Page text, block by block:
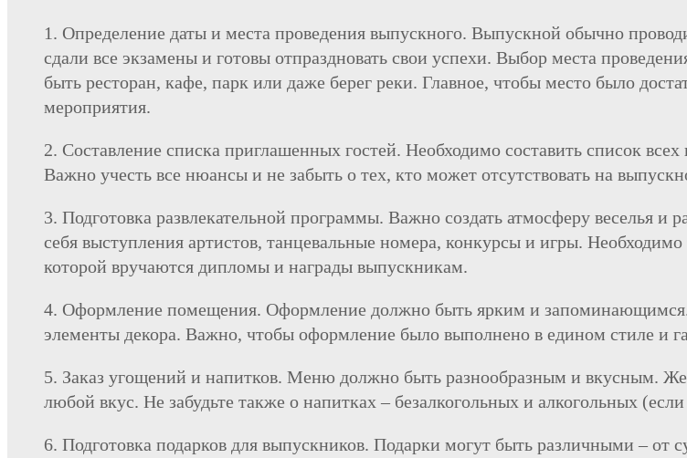
Определение даты и места проведения выпускного. Выпускной обычно
сдали все экзамены и готовы отпраздновать свои успехи. Выбор места
быть ресторан, кафе, парк или даже берег реки. Главное, чтобы место было
мероприятия.
Составление списка приглашенных гостей. Необходимо составить список
Важно учесть все нюансы и не забыть о тех, кто может отсутствовать на
Подготовка развлекательной программы. Важно создать атмосферу веселья
себя выступления артистов, танцевальные номера, конкурсы и игры.
которой вручаются дипломы и награды выпускникам.
Оформление помещения. Оформление должно быть ярким и
элементы декора. Важно, чтобы оформление было выполнено в едином стиле и
Заказ угощений и напитков. Меню должно быть разнообразным и вкусным.
любой вкус. Не забудьте также о напитках – безалкогольных и алкогольных
Подготовка подарков для выпускников. Подарки могут быть различными – от